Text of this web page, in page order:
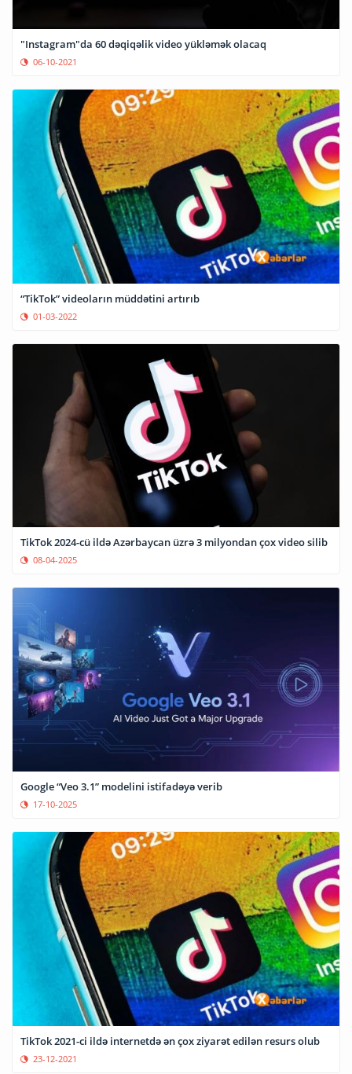
"Instagram"da 60 dəqiqəlik video yükləmək olacaq
06-10-2021
“TikTok” videoların müddətini artırıb
01-03-2022
TikTok 2024-cü ildə Azərbaycan üzrə 3 milyondan çox video silib
08-04-2025
Google “Veo 3.1” modelini istifadəyə verib
17-10-2025
TikTok 2021-ci ildə internetdə ən çox ziyarət edilən resurs olub
23-12-2021